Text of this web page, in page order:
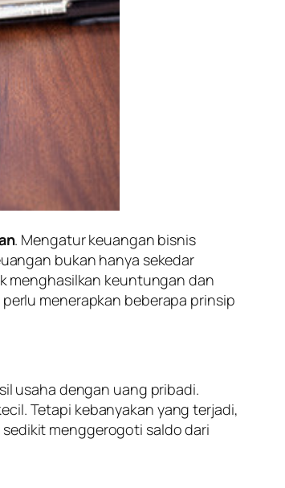
. Mengatur keuangan bisnis
bukan hanya sekedar
menghasilkan keuntungan dan
menerapkan beberapa prinsip
usaha dengan uang pribadi.
Tetapi kebanyakan yang terjadi,
menggerogoti saldo dari